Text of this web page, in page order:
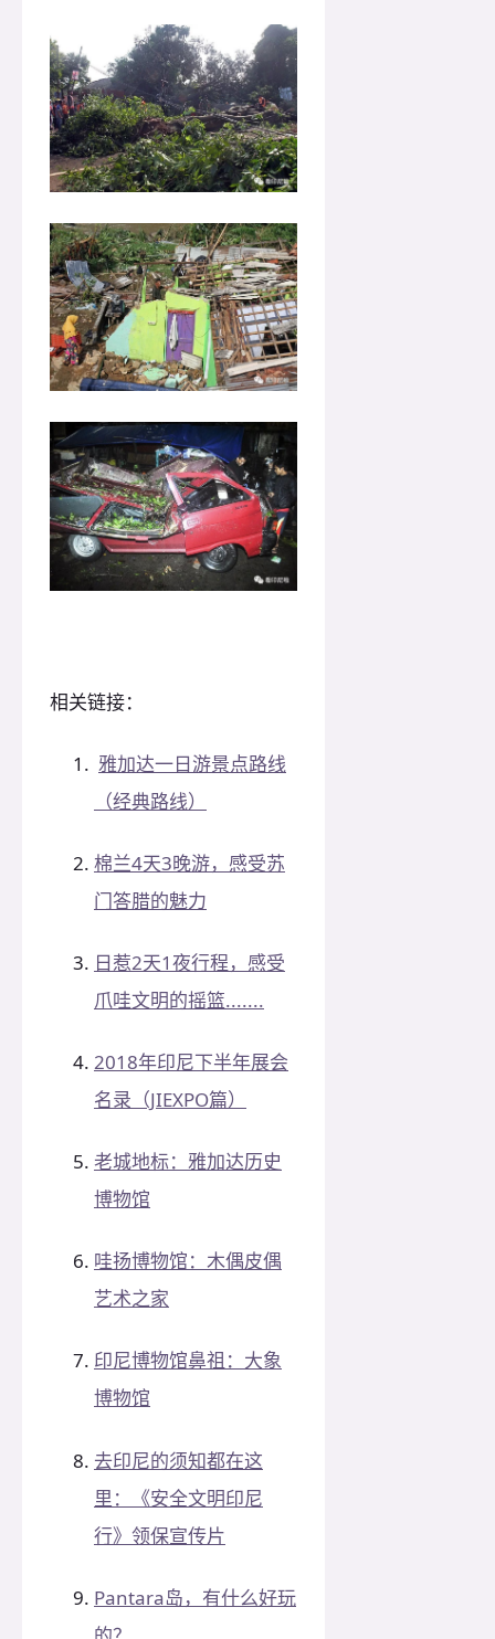
相关链接：
雅加达一日游景点路线
（经典路线）
棉兰4天3晚游，感受苏
门答腊的魅力
日惹2天1夜行程，感受
爪哇文明的摇篮.......
2018年印尼下半年展会
名录（JIEXPO篇）
老城地标：雅加达历史
博物馆
哇扬博物馆：木偶皮偶
艺术之家
印尼博物馆鼻祖：大象
博物馆
去印尼的须知都在这
里：《安全文明印尼
行》领保宣传片
Pantara岛，有什么好玩